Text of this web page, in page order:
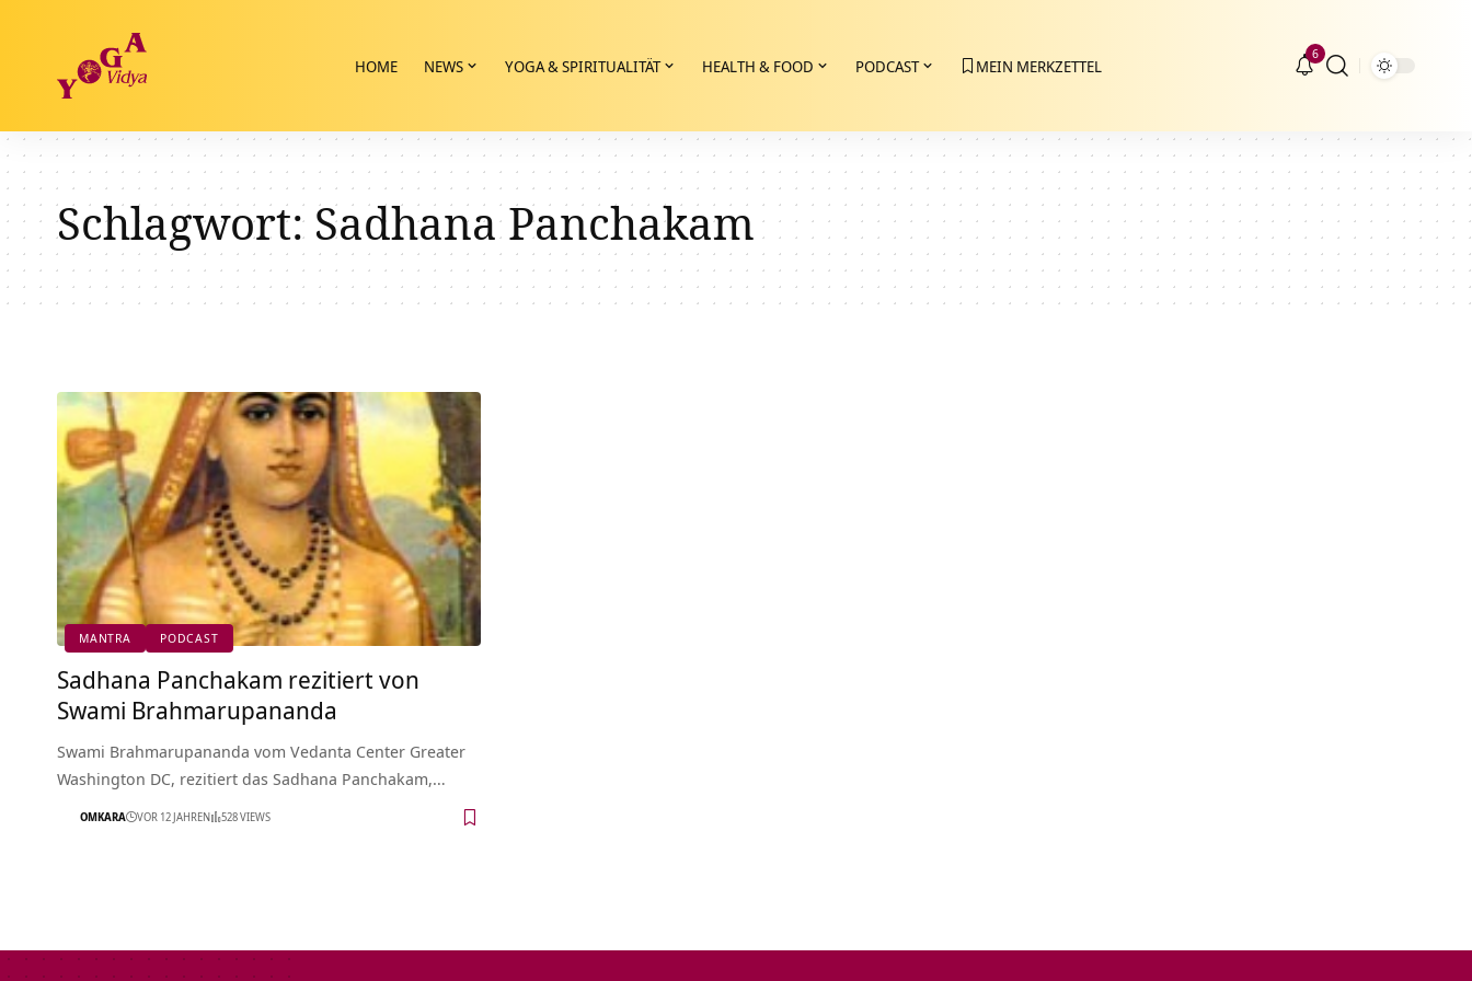
HOME NEWS YOGA & SPIRITUALITÄT HEALTH & FOOD PODCAST MEIN MERKZETTEL
6
Schlagwort: Sadhana Panchakam
MANTRA PODCAST
Sadhana Panchakam rezitiert von
Swami Brahmarupananda
Swami Brahmarupananda vom Vedanta Center Greater
Washington DC, rezitiert das Sadhana Panchakam,…
OMKARA VOR 12 JAHREN 528 VIEWS